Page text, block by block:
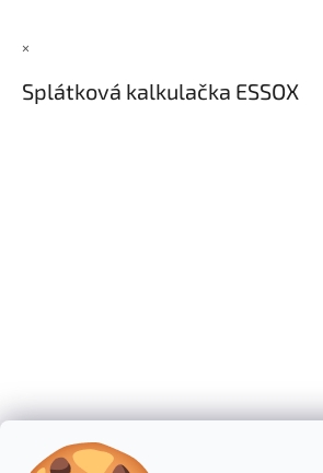
×
Splátková kalkulačka ESSOX